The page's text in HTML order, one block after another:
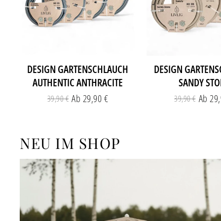
DESIGN GARTENSCHLAUCH
AUTHENTIC ANTHRACITE
Normaler
39,90 € Sonderpreis
Ab 29,90 €
DESIGN
SANDY
39,90 € Ab
NEU IM SHOP